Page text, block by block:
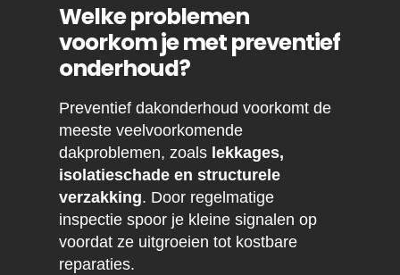
Welke problemen
voorkom je met preventief
onderhoud?
Preventief dakonderhoud voorkomt de
meeste veelvoorkomende
dakproblemen, zoals lekkages,
isolatieschade en structurele
verzakking. Door regelmatige
inspectie spoor je kleine signalen op
voordat ze uitgroeien tot kostbare
reparaties.